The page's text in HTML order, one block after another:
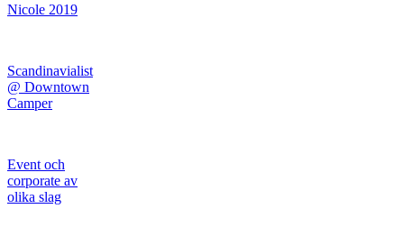
Nicole 2019
Scandinavialist
@ Downtown
Camper
Event och
corporate av
olika slag